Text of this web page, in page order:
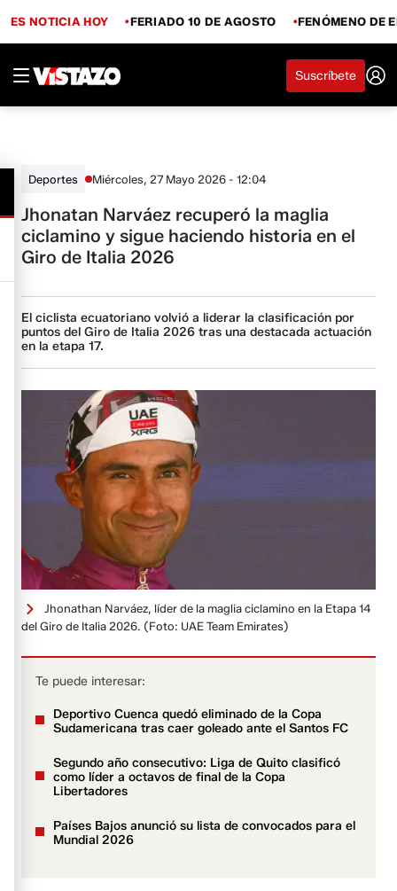
ES NOTICIA HOY FERIADO 10 DE AGOSTO FENÓMENO DE
Suscríbete
Deportes Miércoles, 27 Mayo 2026 - 12:04
Jhonatan Narváez recuperó la maglia
ciclamino y sigue haciendo historia en el
Giro de Italia 2026
El ciclista ecuatoriano volvió a liderar la clasificación por
puntos del Giro de Italia 2026 tras una destacada actuación
en la etapa 17.
Jhonathan Narváez, líder de la maglia ciclamino en la Etapa 14
del Giro de Italia 2026. (Foto: UAE Team Emirates)
Te puede interesar:
Deportivo Cuenca quedó eliminado de la Copa
Sudamericana tras caer goleado ante el Santos FC
Segundo año consecutivo: Liga de Quito clasificó
como líder a octavos de final de la Copa
Libertadores
Países Bajos anunció su lista de convocados para el
Mundial 2026